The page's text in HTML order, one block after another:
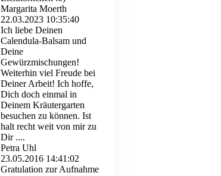
Margarita Moerth
22.03.2023 10:35:40
Ich liebe Deinen
Calendula-Balsam und
Deine
Gewürzmischungen!
Weiterhin viel Freude bei
Deiner Arbeit! Ich hoffe,
Dich doch einmal in
Deinem Kräutergarten
besuchen zu können. Ist
halt recht weit von mir zu
Dir ....
Petra Uhl
23.05.2016 14:41:02
Gratulation zur Aufnahme